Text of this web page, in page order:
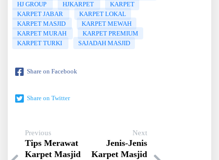
HJ GROUP
HJKARPET
KARPET
KARPET JABAR
KARPET LOKAL
KARPET MASJID
KARPET MEWAH
KARPET MURAH
KARPET PREMIUM
KARPET TURKI
SAJADAH MASJID
Share on Facebook
Share on Twitter
Previous
Tips Merawat
Karpet Masjid
Next
Jenis-Jenis
Karpet Masjid